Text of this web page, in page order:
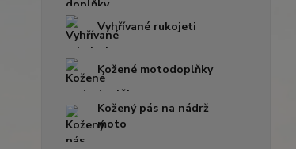
Vyhřívané rukojeti
Kožené motodoplňky
Kožený pás na nádrž
moto